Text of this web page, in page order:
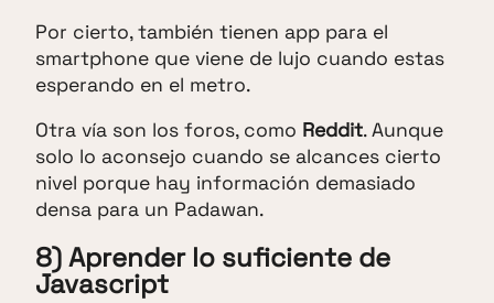
Por cierto, también tienen app para el
smartphone que viene de lujo cuando estas
esperando en el metro.
Otra vía son los foros, como Reddit. Aunque
solo lo aconsejo cuando se alcances cierto
nivel porque hay información demasiado
densa para un Padawan.
8) Aprender lo suficiente de
Javascript